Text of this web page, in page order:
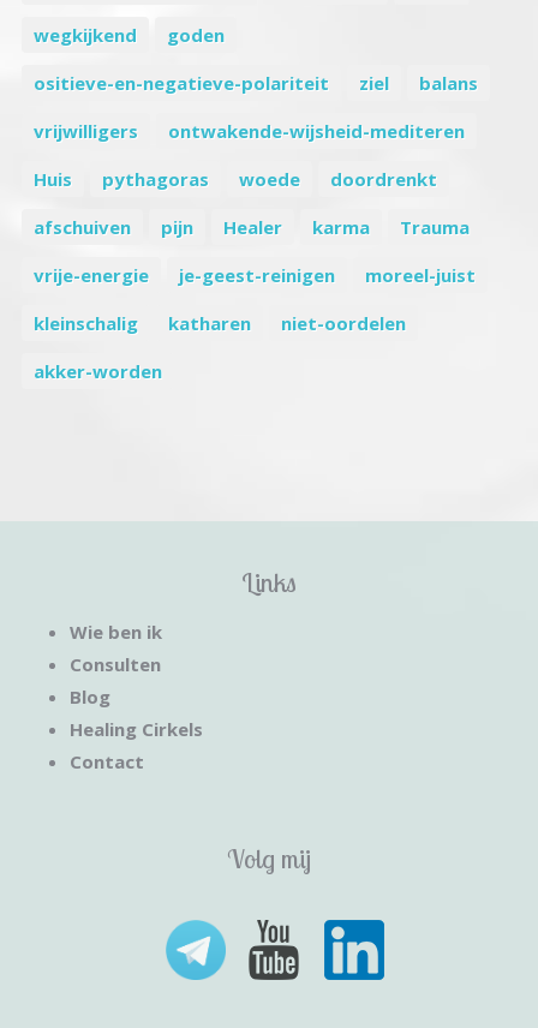
wegkijkend
goden
ositieve-en-negatieve-polariteit
ziel
balans
vrijwilligers
ontwakende-wijsheid-mediteren
Huis
pythagoras woede
doordrenkt
afschuiven
pijn Healer karma
Trauma
vrije-energie
je-geest-reinigen
moreel-juist
kleinschalig
katharen
niet-oordelen
akker-worden
Links
Wie ben ik
Consulten
Blog
Healing Cirkels
Contact
Volg mij